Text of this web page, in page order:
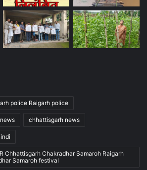
police Raigarh police
chhattisgarh news
Chhattisgarh Chakradhar Samaroh Raigarh
Samaroh festival